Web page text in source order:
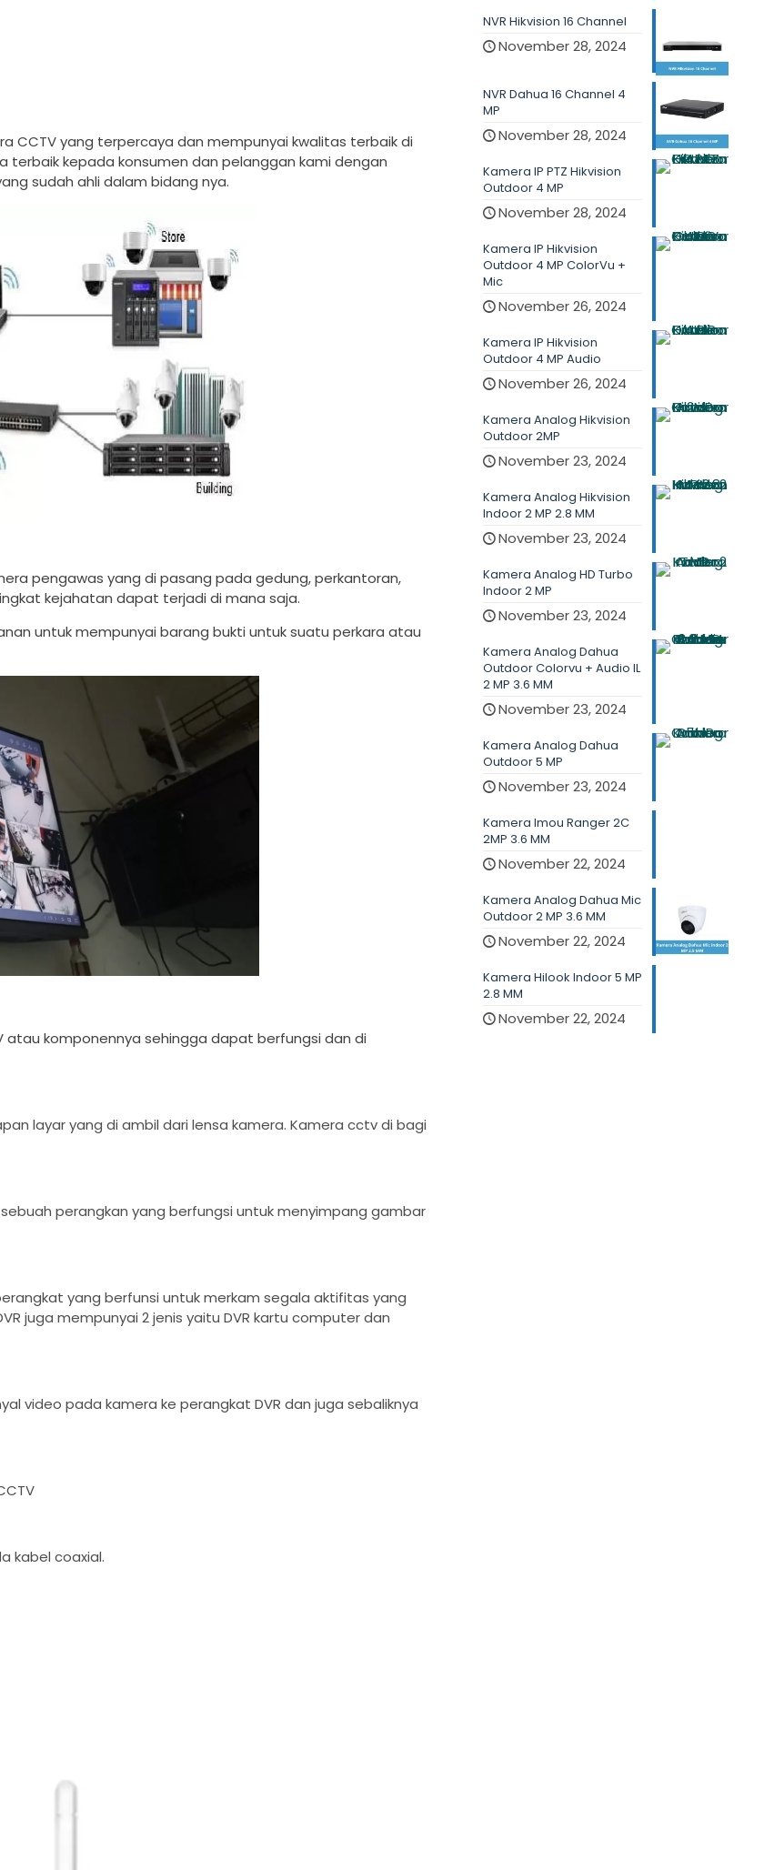
CCTV yang terpercaya dan mempunyai kwalitas terbaik di
terbaik kepada konsumen dan pelanggan kami dengan
sudah ahli dalam bidang nya.
pengawas yang di pasang pada gedung, perkantoran,
kejahatan dapat terjadi di mana saja.
untuk mempunyai barang bukti untuk suatu perkara atau
atau komponennya sehingga dapat berfungsi dan di
layar yang di ambil dari lensa kamera. Kamera cctv di bagi
perangkan yang berfungsi untuk menyimpang gambar
yang berfunsi untuk merkam segala aktifitas yang
juga mempunyai 2 jenis yaitu DVR kartu computer dan
video pada kamera ke perangkat DVR dan juga sebaliknya
kabel coaxial.
NVR Hikvision 16 Channel
November 28, 2024
NVR Dahua 16 Channel 4
MP
November 28, 2024
Kamera IP PTZ Hikvision
Outdoor 4 MP
November 28, 2024
Kamera IP Hikvision
Outdoor 4 MP ColorVu +
Mic
November 26, 2024
Kamera IP Hikvision
Outdoor 4 MP Audio
November 26, 2024
Kamera Analog Hikvision
Outdoor 2MP
November 23, 2024
Kamera Analog Hikvision
Indoor 2 MP 2.8 MM
November 23, 2024
Kamera Analog HD Turbo
Indoor 2 MP
November 23, 2024
Kamera Analog Dahua
Outdoor Colorvu + Audio IL
2 MP 3.6 MM
November 23, 2024
Kamera Analog Dahua
Outdoor 5 MP
November 23, 2024
Kamera Imou Ranger 2C
2MP 3.6 MM
November 22, 2024
Kamera Analog Dahua Mic
Outdoor 2 MP 3.6 MM
November 22, 2024
Kamera Hilook Indoor 5 MP
2.8 MM
November 22, 2024